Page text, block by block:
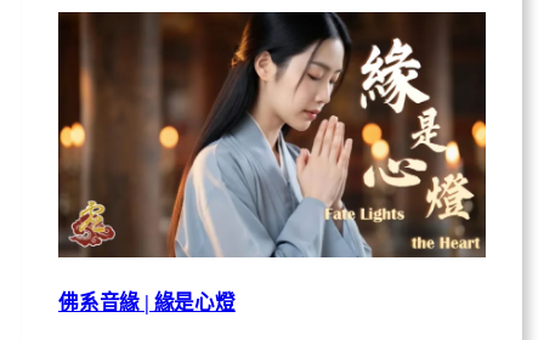
佛系音緣 | 緣是心燈